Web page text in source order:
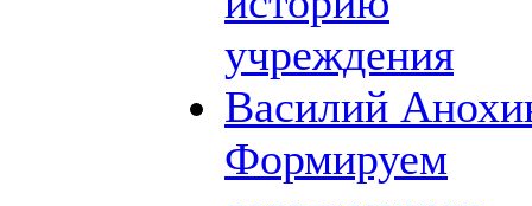
учреждения
Василий
Формируем